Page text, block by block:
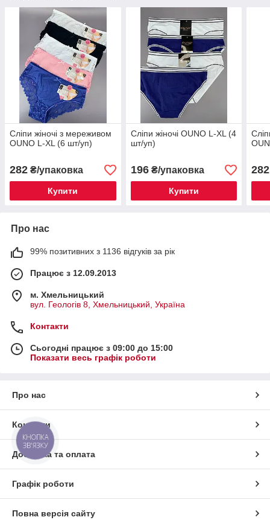
Сліпи жіночі з мереживом
OUNO L-XL (6 шт/уп)
282 ₴/упаковка
Купити
Сліпи жіночі OUNO L-XL (4
шт/уп)
196₴/упаковка
Купити
282
Про нас
99% позитивних з 1136 відгуків за рік
Працює з 12.09.2013
м. Хмельницький
вул. Геологів 8, Хмельницький, Україна
Контакти
Сьогодні працює з 09:00 до 15:00
Показати весь графік роботи
Про нас
Контакти
Доставка та оплата
Графік роботи
Повна версія сайту
КНОПКА
ЗВ'ЯЗКУ